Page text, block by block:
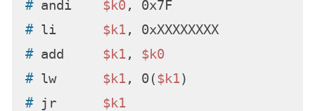
# andi $k0, 0x7F
# li $k1 , 0xXXXXXXXX
# add $k1 , $k0
# lw $k1 , 0($k1)
# jr $k1